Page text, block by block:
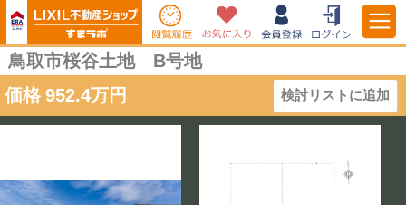
鳥取市桜谷土地 B号地
価格 952.4万円 検討リストに追加